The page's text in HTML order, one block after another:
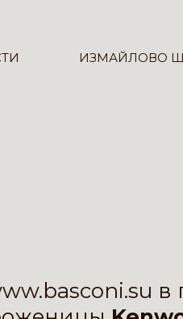
ИЗМАЙЛОВО
в